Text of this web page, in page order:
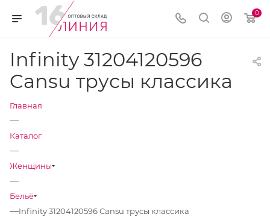
0
Infinity 31204120596
Cansu трусы классика
Главная
—
Каталог
—
Женщины
—
Бельё
—Infinity 31204120596 Cansu трусы классика